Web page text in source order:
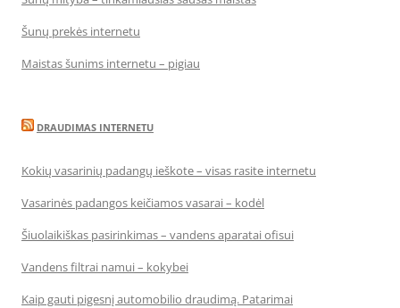
Šunų prekės internetu
Maistas šunims internetu – pigiau
DRAUDIMAS INTERNETU
Kokių vasarinių padangų ieškote – visas rasite internetu
Vasarinės padangos keičiamos vasarai – kodėl
Šiuolaikiškas pasirinkimas – vandens aparatai ofisui
Vandens filtrai namui – kokybei
Kaip gauti pigesnį automobilio draudimą. Patarimai